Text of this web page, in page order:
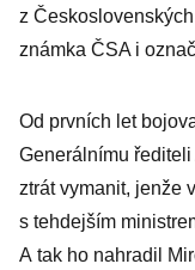
z
známka ČSA i
Od prvních let
Generálnímu
ztrát vymanit, jenže
s tehdejším
A tak ho nahradil